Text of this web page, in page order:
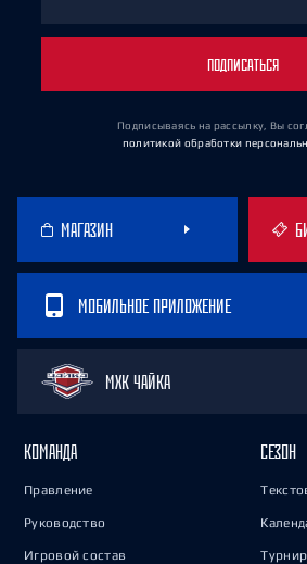
ПОДПИСАТЬСЯ
Подписываясь на рассылку, Вы
политикой обработки
МАГАЗИН
МОБИЛЬНОЕ ПРИЛОЖЕНИЕ
МХК ЧАЙКА
КОМАНДА
Правление
Руководство
Игровой состав
СЕЗОН